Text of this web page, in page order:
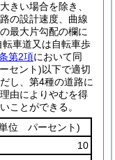
きい場合を除き、
の設計速度、曲線
の最大片勾配の欄に
転車道又は自転車歩
第2項において同
セント)以下で適切
し、第4種の道路に
由によりやむを得
ことができる。
位 パーセント)
10